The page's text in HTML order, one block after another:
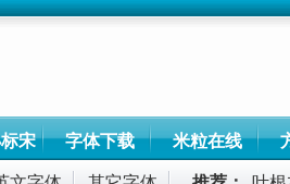
宋 字体下载 米粒在线